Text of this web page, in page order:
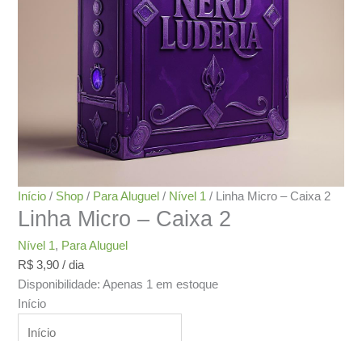
Início / Shop / Para Aluguel / Nível 1 / Linha Micro – Caixa 2
Linha Micro – Caixa 2
Nível 1, Para Aluguel
R$ 3,90 / dia
Disponibilidade: Apenas 1 em estoque
Início